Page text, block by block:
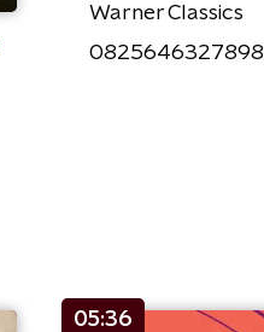
Warner Classics
0825646327898
05:36